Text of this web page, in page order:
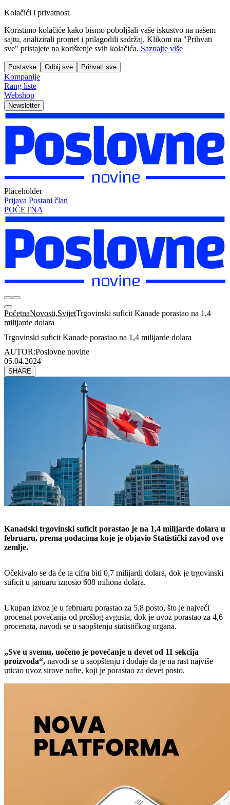
Kolačići i privatnost
Koristimo kolačiće kako bismo poboljšali vaše iskustvo na našem
sajtu, analizirali promet i prilagodili sadržaj. Klikom na "Prihvati
sve" pristajete na korištenje svih kolačića. Saznajte više
Postavke Odbij sve Prihvati sve
Kompanije
Rang liste
Webshop
Newsletter
Placeholder
Prijava Postani član
POČETNA
PočetnaNovosti,SvijetTrgovinski suficit Kanade porastao na 1,4
milijarde dolara
Trgovinski suficit Kanade porastao na 1,4 milijarde dolara
AUTOR:Poslovne novine
05.04.2024
SHARE
Kanadski trgovinski suficit porastao je na 1,4 milijarde dolara u
februaru, prema podacima koje je objavio Statistički zavod ove
zemlje.
Očekivalo se da će ta cifra biti 0,7 milijardi dolara, dok je trgovinski
suficit u januaru iznosio 608 miliona dolara.
Ukupan izvoz je u februaru porastao za 5,8 posto, što je najveći
procenat povećanja od prošlog avgusta, dok je uvoz porastao za 4,6
procenata, navodi se u saopštenju statističkog organa.
„Sve u svemu, uočeno je povećanje u devet od 11 sekcija
proizvoda“, navodi se u saopštenju i dodaje da je na rast najviše
uticao uvoz sirove nafte, koji je porastao za devet posto.